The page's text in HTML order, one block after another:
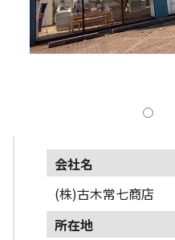
採用情報
English
会社名
(株)古木常七商店
所在地